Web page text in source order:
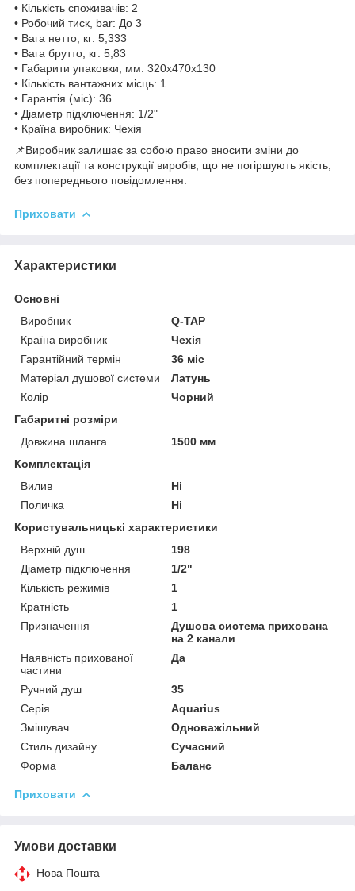
• Кількість споживачів: 2
• Робочий тиск, bar: До 3
• Вага нетто, кг: 5,333
• Вага брутто, кг: 5,83
• Габарити упаковки, мм: 320х470х130
• Кількість вантажних місць: 1
• Гарантія (міс): 36
• Діаметр підключення: 1/2"
• Країна виробник: Чехія
📌Виробник залишає за собою право вносити зміни до
комплектації та конструкції виробів, що не погіршують якість,
без попереднього повідомлення.
Приховати
Характеристики
Основні
Виробник
Q-TAP
Країна виробник
Чехія
Гарантійний термін
36 міс
Матеріал душової системи
Латунь
Колір
Чорний
Габаритні розміри
Довжина шланга
1500 мм
Комплектація
Вилив
Ні
Поличка
Ні
Користувальницькі характеристики
Верхній душ
198
Діаметр підключення
1/2"
Кількість режимів
1
Кратність
1
Призначення
Душова система прихована
на 2 канали
Наявність прихованої
частини
Да
Ручний душ
35
Серія
Aquarius
Змішувач
Одноважільний
Стиль дизайну
Сучасний
Форма
Баланс
Приховати
Умови доставки
Нова Пошта